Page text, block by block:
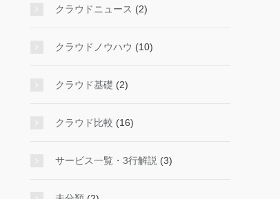
クラウドニュース (2)
クラウドノウハウ (10)
クラウド基礎 (2)
クラウド比較 (16)
サービス一覧・3行解説 (3)